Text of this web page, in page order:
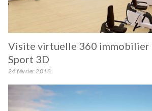
Visite virtuelle 360 immobilier
Sport 3D
24 février 2018